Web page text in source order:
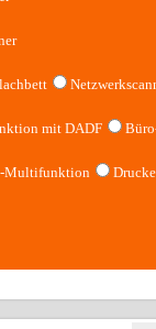
mit DADF
Multifunktion